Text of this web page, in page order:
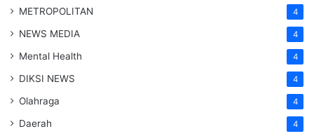
METROPOLITAN 4
NEWS MEDIA 4
Mental Health 4
DIKSI NEWS 4
Olahraga 4
Daerah 4